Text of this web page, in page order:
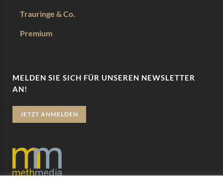
Trauringe & Co.
Premium
MELDEN SIE SICH FÜR UNSEREN NEWSLETTER
AN!
JETZT ANMELDEN